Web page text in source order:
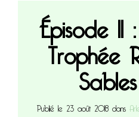
Épisode
Trophée
Publié le 23 août 2018 dans